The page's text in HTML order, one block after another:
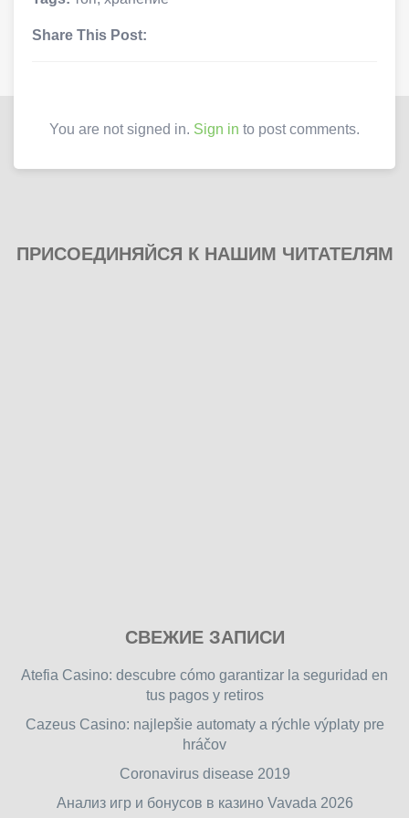
Share This Post:
You are not signed in. Sign in to post comments.
ПРИСОЕДИНЯЙСЯ К НАШИМ ЧИТАТЕЛЯМ
free
games
СВЕЖИЕ ЗАПИСИ
Atefia Casino: descubre cómo garantizar la seguridad en
tus pagos y retiros
Cazeus Casino: najlepšie automaty a rýchle výplaty pre
hráčov
Coronavirus disease 2019
Анализ игр и бонусов в казино Vavada 2026